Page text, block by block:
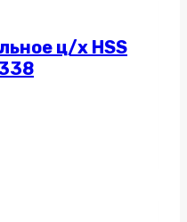
ц/х HSS